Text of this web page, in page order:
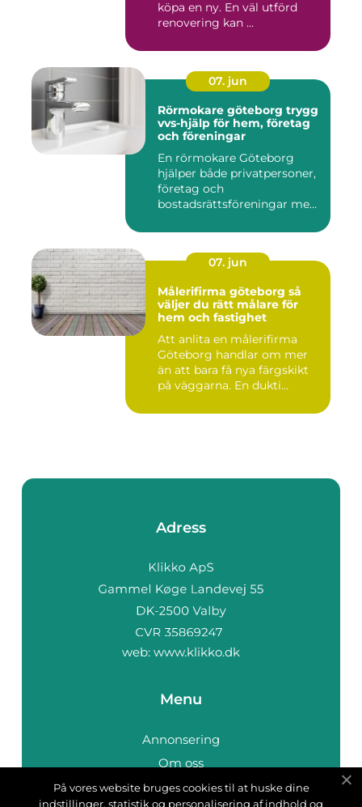
köpa en ny. En väl utförd
renovering kan ...
07. jun
Rörmokare göteborg trygg
vvs-hjälp för hem, företag
och föreningar
En rörmokare Göteborg
hjälper både privatpersoner,
företag och
bostadsrättsföreningar med
07. jun
Målerifirma göteborg så
väljer du rätt målare för
hem och fastighet
Att anlita en målerifirma
Göteborg handlar om mer
än att bara få nya färgskikt
på väggarna. En dukti...
Adress
web: www.klikko.dk
Menu
Annonsering
Om oss
Cookies
På vores website bruges cookies til at huske dine
indstillinger, statistik og personalisering af indhold og